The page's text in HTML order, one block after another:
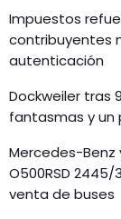
Impuestos
contribuyentes
autenticación
Dockweiler tras
fantasmas y un
Mercedes-Benz
O500RSD
venta de buses